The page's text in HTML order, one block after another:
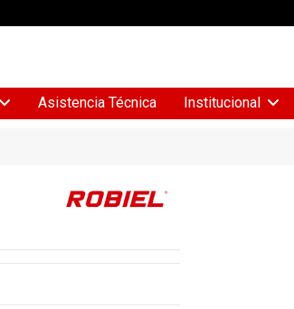
Asistencia Técnica Institucional